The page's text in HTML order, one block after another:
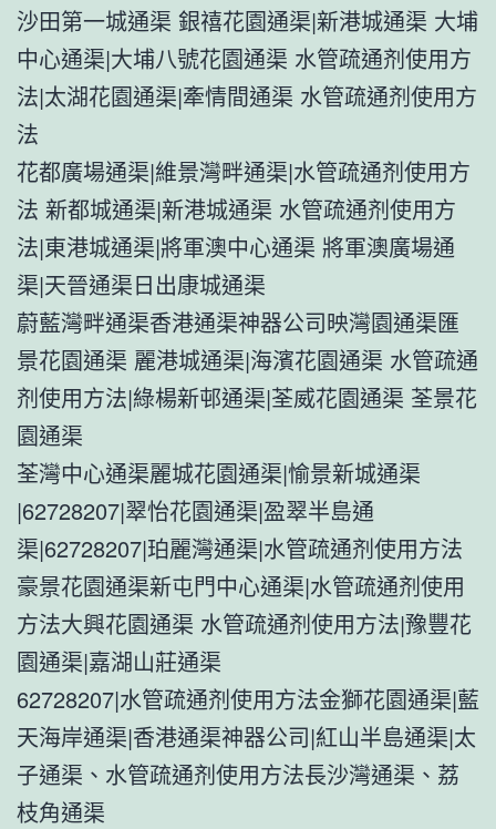
沙田第一城通渠 銀禧花園通渠|新港城通渠 大埔
中心通渠|大埔八號花園通渠 水管疏通剂使用方
法|太湖花園通渠|牽情間通渠 水管疏通剂使用方
法
花都廣場通渠|維景灣畔通渠|水管疏通剂使用方
法 新都城通渠|新港城通渠 水管疏通剂使用方
法|東港城通渠|將軍澳中心通渠 將軍澳廣場通
渠|天晉通渠日出康城通渠
蔚藍灣畔通渠香港通渠神器公司映灣園通渠匯
景花園通渠 麗港城通渠|海濱花園通渠 水管疏通
剂使用方法|綠楊新邨通渠|荃威花園通渠 荃景花
園通渠
荃灣中心通渠麗城花園通渠|愉景新城通渠
|62728207|翠怡花園通渠|盈翠半島通
渠|62728207|珀麗灣通渠|水管疏通剂使用方法
豪景花園通渠新屯門中心通渠|水管疏通剂使用
方法大興花園通渠 水管疏通剂使用方法|豫豐花
園通渠|嘉湖山莊通渠
62728207|水管疏通剂使用方法金獅花園通渠|藍
天海岸通渠|香港通渠神器公司|紅山半島通渠|太
子通渠、水管疏通剂使用方法長沙灣通渠、荔
枝角通渠